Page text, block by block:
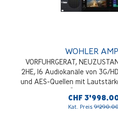
WOHLER
VORFUHRGERAT,
2HE, 16 Audiokanäle von 3G/
und AES-Quellen mit
Bildschirme zur Überwachung
eingehenden Videos.
(3G/HD-SDI
CHF
Kat. Preis